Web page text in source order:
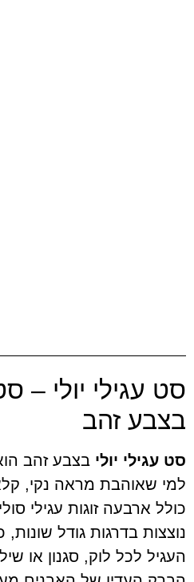
כמה
יחד
סט
היא
את
יולי –
זהב
יוליבצבע זהב הוא
מראה נקי, קלאסי
ארבעה זוגות עגילי סוליטר
בדרגות גודל שונות, כך
לכל לוק, סגנון או שילוב